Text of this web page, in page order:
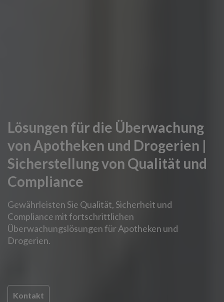
Lösungen für die Überwachung
von Apotheken und Drogerien |
Sicherstellung von Qualität und
Compliance
Gewährleisten Sie Qualität, Sicherheit und
Compliance mit fortschrittlichen
Überwachungslösungen für Apotheken und
Drogerien.
Kontakt